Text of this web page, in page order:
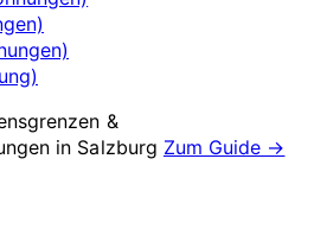
&
in Salzburg Zum Guide →